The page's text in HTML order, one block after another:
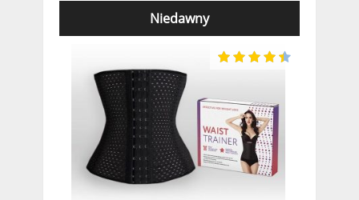
Niedawny